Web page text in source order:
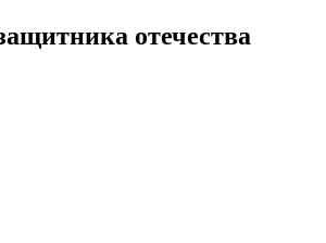
отечества